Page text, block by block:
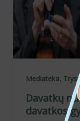
Mediateka, Trys
Davatkų
davatkos